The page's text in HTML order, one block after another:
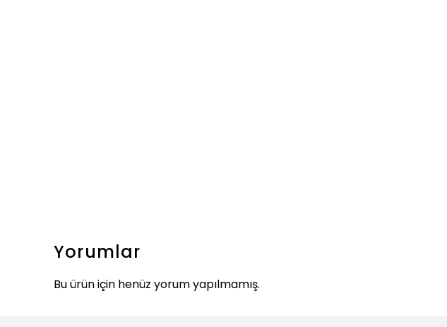
Yorumlar
Bu ürün için henüz yorum yapılmamış.